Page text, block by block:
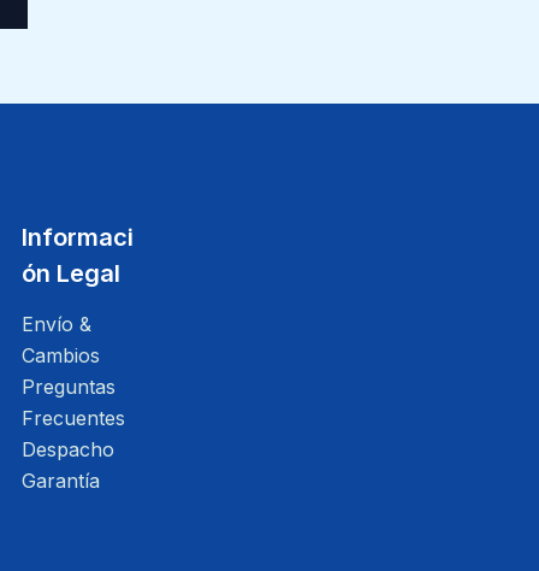
Informaci
ón Legal
Envío &
Cambios
Preguntas
Frecuentes
Despacho
Garantía